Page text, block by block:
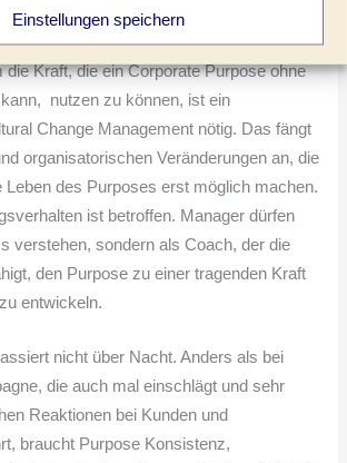
Einstellungen speichern
überzeugensten Purpose aus dem
entwickelt haben, ist er noch kein
die Kraft, die ein Corporate Purpose ohne
nutzen zu können, ist ein
Change Management nötig. Das fängt
organisatorischen Veränderungen an, die
Leben des Purposes erst möglich machen.
ist betroffen. Manager dürfen
verstehen, sondern als Coach, der die
den Purpose zu einer tragenden Kraft
entwickeln.
nicht über Nacht. Anders als bei
die auch mal einschlägt und sehr
Reaktionen bei Kunden und
braucht Purpose Konsistenz,